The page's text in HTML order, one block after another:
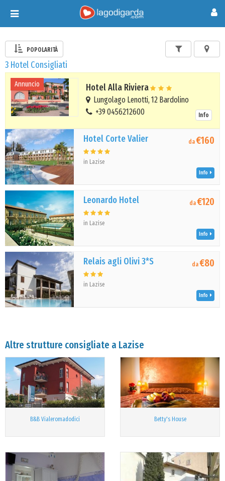
Toggle
navigation
POPOLARITÀ
3 Hotel Consigliati
Annuncio Hotel Alla Riviera
Lungolago Lenotti, 12 Bardolino
+39 0456212600
Info
Hotel Corte Valier
in Lazise
da€160
Info
Leonardo Hotel
in Lazise
da€120
Info
Relais agli Olivi 3*S
in Lazise
da€80
Info
Altre strutture consigliate a Lazise
B&B Vialeromadodici Betty's House